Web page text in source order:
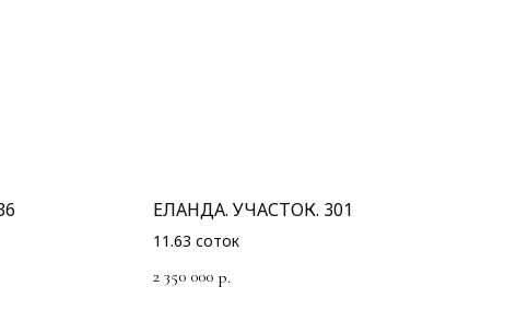
ЕЛАНДА. УЧАСТОК. 301
11.63 соток
2 350 000 р.